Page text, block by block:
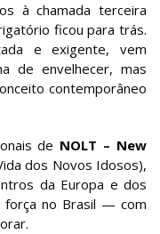
à chamada terceira
ficou para trás.
e exigente, vem
de envelhecer, mas
contemporâneo
de NOLT – New
dos Novos Idosos),
da Europa e dos
força no Brasil — com